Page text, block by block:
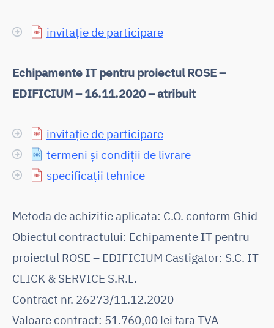
invitație de participare
Echipamente IT pentru proiectul ROSE –
EDIFICIUM – 16.11.2020 – atribuit
invitație de participare
termeni și condiții de livrare
specificații tehnice
Metoda de achizitie aplicata: C.O. conform Ghid
Obiectul contractului: Echipamente IT pentru
proiectul ROSE – EDIFICIUM Castigator: S.C. IT
CLICK & SERVICE S.R.L.
Contract nr. 26273/11.12.2020
Valoare contract: 51.760,00 lei fara TVA